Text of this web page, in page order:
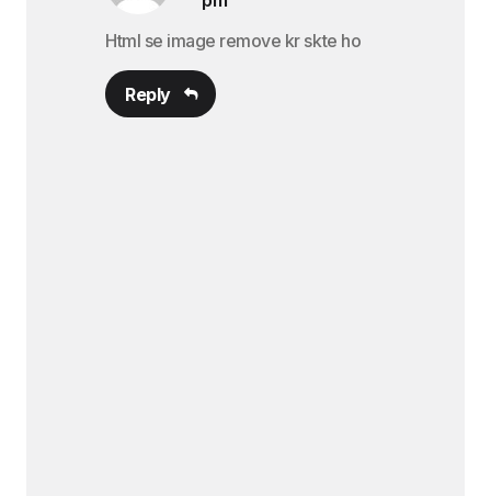
Html se image remove kr skte ho
Reply